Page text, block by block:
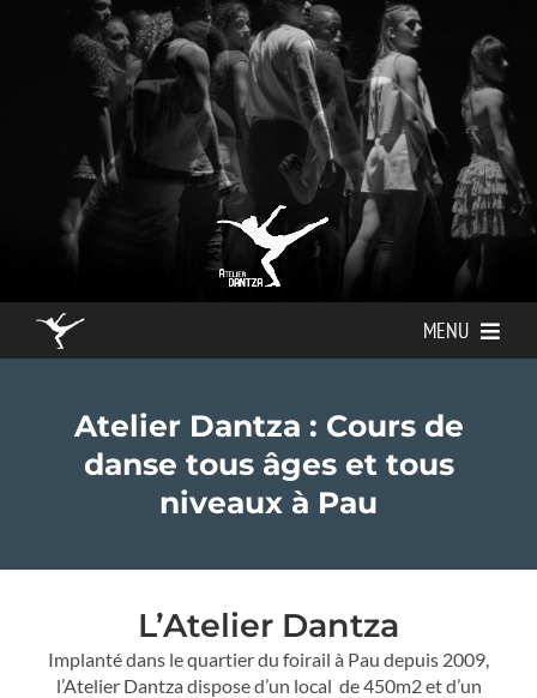
MENU
Le professeur
Horaires des cours
Galerie
News et événements
Presse
Atelier Dantza : Cours de
danse tous âges et tous
niveaux à Pau
L’Atelier Dantza
Implanté dans le quartier du foirail à Pau depuis 2009,
l’Atelier Dantza dispose d’un local de 450m2 et d’un